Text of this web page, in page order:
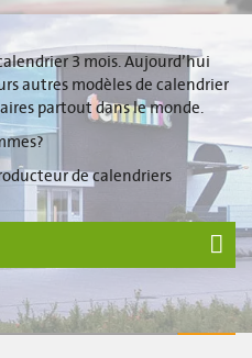
3 mois. Aujourd’hui
autres modèles de calendrier
partout dans le monde.
de calendriers